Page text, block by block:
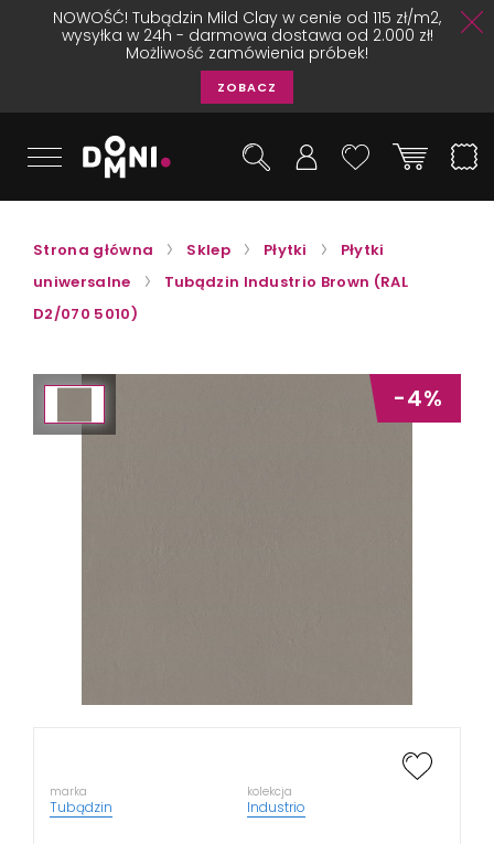
NOWOŚĆ! Tubądzin Mild Clay w cenie od 115 zł/m2,
wysyłka w 24h - darmowa dostawa od 2.000 zł!
Możliwość zamówienia próbek!
ZOBACZ
Strona główna Sklep Płytki
Płytki
uniwersalne
Tubądzin Industrio Brown (RAL
D2/070 5010)
-4%
marka
Tubądzin
kolekcja
Industrio